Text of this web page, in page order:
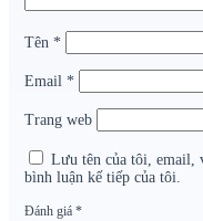
Tên *
Email *
Trang web
Lưu tên của tôi, email,
bình luận kế tiếp của tôi.
Đánh giá *